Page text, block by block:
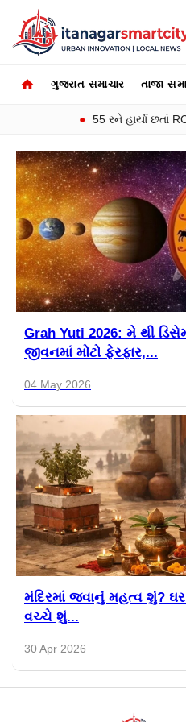
ગુજરાત સમાચાર તાજા
55 રને હાર્યા છતાં
Grah Yuti 2026: મે થી
જીવનમાં મોટો ફેરફાર,...
04 May 2026
મંદિરમાં જવાનું મહત્વ શું?
વચ્ચે શું...
30 Apr 2026